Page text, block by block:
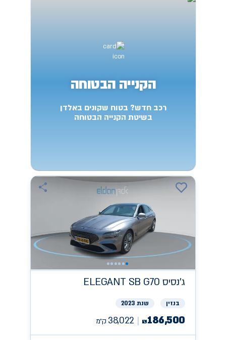
הקנייה הבטוחה
רכב חדש? בטוח שקונים באלדן
בשיטת הקנייה הבטוחה
ג'נסיס ELEGANT SB G70
בנזין שנת 2023
₪186,500
38,022 ק״מ